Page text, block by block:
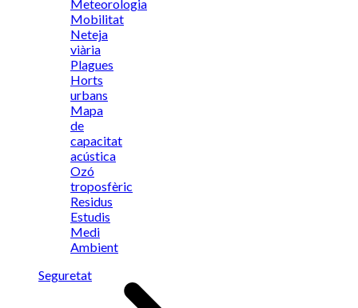
Meteorologia
Mobilitat
Neteja
viària
Plagues
Horts
urbans
Mapa
de
capacitat
acústica
Ozó
troposfèric
Residus
Estudis
Medi
Ambient
Seguretat